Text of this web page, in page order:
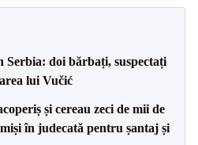
Serbia: doi bărbați, suspectați
lui Vučić
și cereau zeci de mii de
în judecată pentru șantaj și